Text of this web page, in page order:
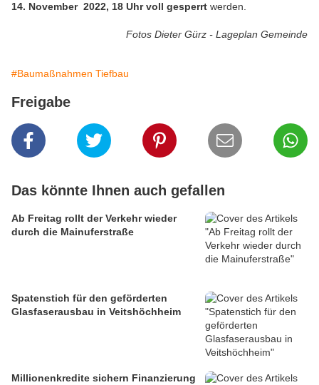
14. November 2022, 18 Uhr voll gesperrt werden.
Fotos Dieter Gürz - Lageplan Gemeinde
#Baumaßnahmen Tiefbau
Freigabe
Das könnte Ihnen auch gefallen
Ab Freitag rollt der Verkehr wieder
durch die Mainuferstraße
Spatenstich für den geförderten
Glasfaserausbau in Veitshöchheim
Millionenkredite sichern Finanzierung